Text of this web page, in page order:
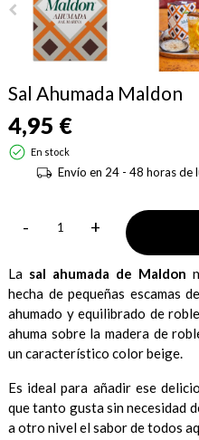
Sal Ahumada Maldon
4,95 €
En stock
Envío en 24 - 48 horas de
- +
La sal ahumada de Maldon
hecha de pequeñas escamas
ahumado y equilibrado de
ahuma sobre la madera de
un característico color beige.
Es ideal para añadir ese
que tanto gusta sin necesidad
a otro nivel el sabor de todos